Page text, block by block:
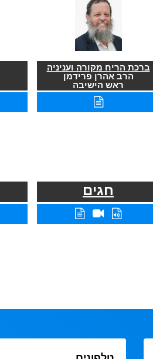
ברכת הריח מקורה ועניניה
הרב אהרן פרידמן
ראש הישיבה
חגים